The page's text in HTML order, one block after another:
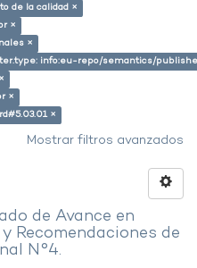
de la calidad ×
×
×
info:eu-repo/semantics/
×
×
Mostrar filtros avanzados
de Avance en
Recomendaciones de
N°4.